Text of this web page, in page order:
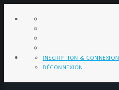
INSCRIPTION & CONNEXION
DÉCONNEXION